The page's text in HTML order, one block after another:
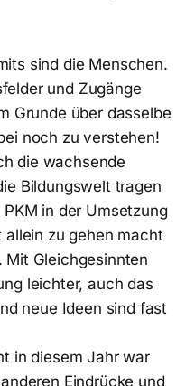
sind die Menschen.
und Zugänge
Grunde über dasselbe
noch zu verstehen!
die wachsende
Bildungswelt tragen
in der Umsetzung
zu gehen macht
Gleichgesinnten
leichter, auch das
neue Ideen sind fast
in diesem Jahr war
Eindrücke und